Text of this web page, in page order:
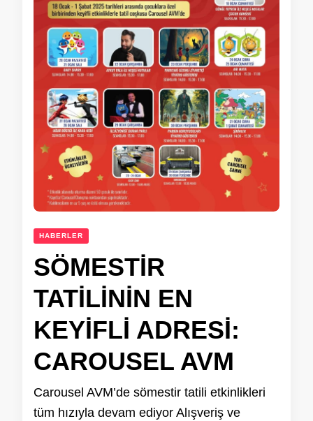
HABERLER
SÖMESTİR
TATİLİNİN EN
KEYİFLİ ADRESİ:
CAROUSEL AVM
Carousel AVM’de sömestir tatili etkinlikleri
tüm hızıyla devam ediyor Alışveriş ve